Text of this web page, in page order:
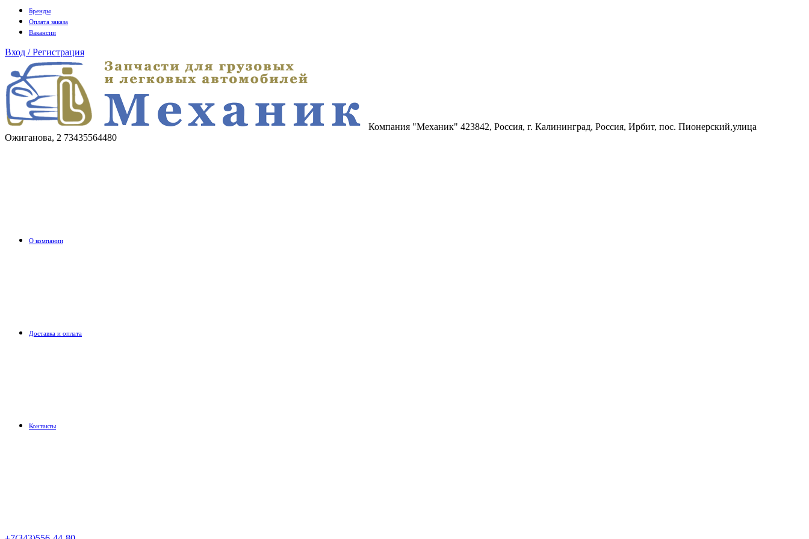
Бренды
Оплата заказа
Вакансии
Вход / Регистрация
Компания "Механик" 423842, Россия, г. Калининград, Россия, Ирбит, пос. Пионерский,улица
Ожиганова, 2 73435564480
О компании
Доставка и оплата
Контакты